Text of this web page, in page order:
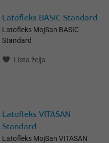
Latofleks BASIC Standard
Latofleks MojSan BASIC
Standard
Lista želja
Latofleks VITASAN
Standard
Latofleks MojSan VITASAN